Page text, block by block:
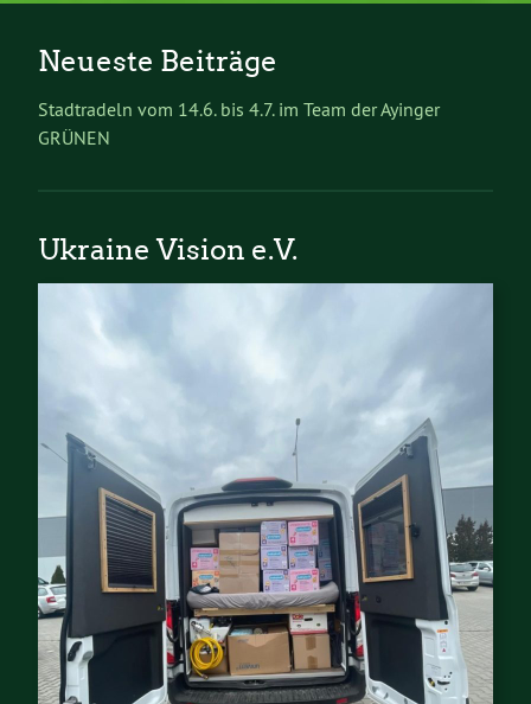
Neueste Beiträge
Stadtradeln vom 14.6. bis 4.7. im Team der Ayinger
GRÜNEN
Ukraine Vision e.V.